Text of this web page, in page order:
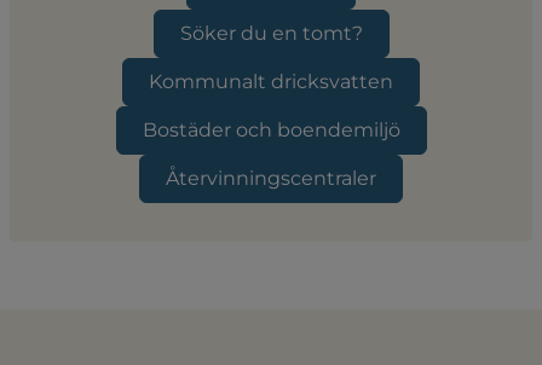
Söker du en tomt?
Kommunalt dricksvatten
Bostäder och boendemiljö
Återvinningscentraler